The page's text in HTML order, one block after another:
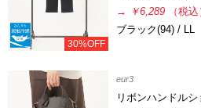
30%OFF
→
￥6,289
（税込
ブラック(94) / LL
eur3
リボンハンドル